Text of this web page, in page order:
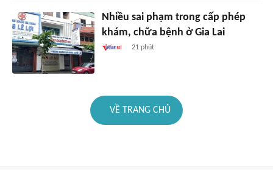
Nhiều sai phạm trong cấp phép
khám, chữa bệnh ở Gia Lai
21 phút
VỀ TRANG CHỦ